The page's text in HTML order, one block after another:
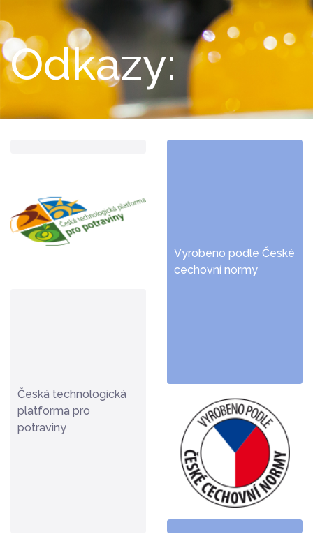
Odkazy:
Česká technologická
platforma pro
potraviny
Vyrobeno podle České
cechovní normy